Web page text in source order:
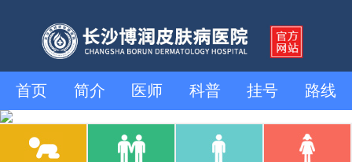
首页 简介 医师 科普 挂号 路线